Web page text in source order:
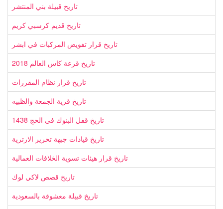
تاريخ قبيلة بني المنتشر
تاريخ قديم كرسبي كريم
تاريخ قرار تفويض المركبات في ابشر
تاريخ قرعة كاس العالم 2018
تاريخ قرار نظام المقررات
تاريخ قرية الجمعة والظبيه
تاريخ قفل البنوك في الحج 1438
تاريخ قيادات جبهة تحرير الارترية
تاريخ قرار هيئات تسوية الخلافات العمالية
تاريخ قصص لاكي لوك
تاريخ قبيلة معشوقة بالسعودية